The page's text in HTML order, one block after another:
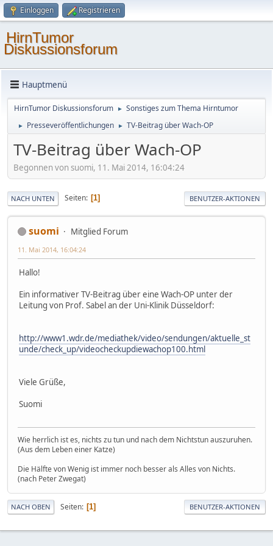
Einloggen Registrieren
HirnTumor
Diskussionsforum
Hauptmenü
HirnTumor Diskussionsforum ► Sonstiges zum Thema Hirntumor
► Presseveröffentlichungen ► TV-Beitrag über Wach-OP
TV-Beitrag über Wach-OP
Begonnen von suomi, 11. Mai 2014, 16:04:24
NACH UNTEN Seiten 1 BENUTZER-AKTIONEN
suomi Mitglied Forum
11. Mai 2014, 16:04:24
Hallo!
Ein informativer TV-Beitrag über eine Wach-OP unter der
Leitung von Prof. Sabel an der Uni-Klinik Düsseldorf:
http://www1.wdr.de/mediathek/video/sendungen/aktuelle_st
unde/check_up/videocheckupdiewachop100.html
Viele Grüße,
Suomi
Wie herrlich ist es, nichts zu tun und nach dem Nichtstun auszuruhen.
(Aus dem Leben einer Katze)
Die Hälfte von Wenig ist immer noch besser als Alles von Nichts.
(nach Peter Zwegat)
NACH OBEN Seiten 1 BENUTZER-AKTIONEN